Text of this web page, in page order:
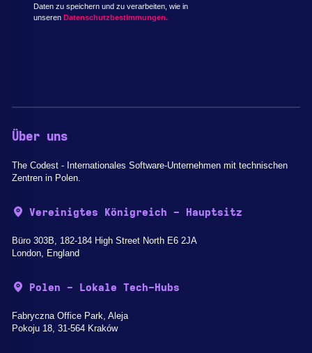
Daten zu speichern und zu verarbeiten, wie in
unseren Datenschutzbestimmungen.
Über uns
The Codest - Internationales Software-Unternehmen mit technischen
Zentren in Polen.
Vereinigtes Königreich - Hauptsitz
Büro 303B, 182-184 High Street North E6 2JA
London, England
Polen - Lokale Tech-Hubs
Fabryczna Office Park, Aleja
Pokoju 18, 31-564 Kraków